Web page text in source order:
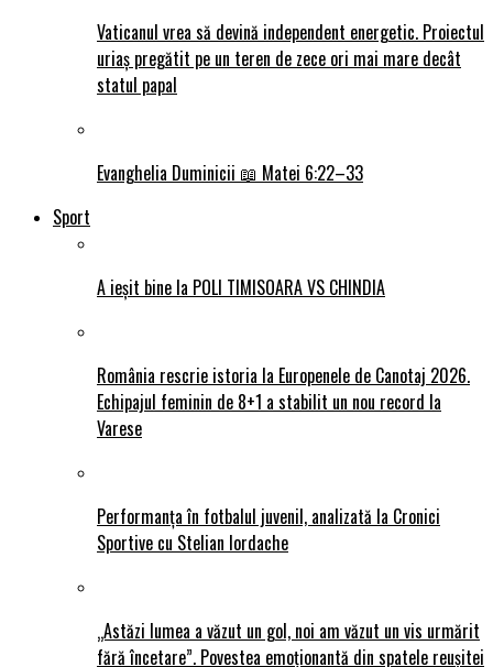
Vaticanul vrea să devină independent energetic. Proiectul
uriaș pregătit pe un teren de zece ori mai mare decât
statul papal
Evanghelia Duminicii 📖 Matei 6:22–33
Sport
A ieșit bine la POLI TIMISOARA VS CHINDIA
România rescrie istoria la Europenele de Canotaj 2026.
Echipajul feminin de 8+1 a stabilit un nou record la
Varese
Performanța în fotbalul juvenil, analizată la Cronici
Sportive cu Stelian Iordache
„Astăzi lumea a văzut un gol, noi am văzut un vis urmărit
fără încetare”. Povestea emoționantă din spatele reușitei